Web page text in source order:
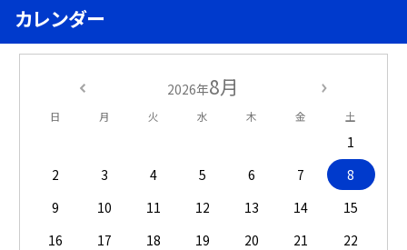
カレンダー
2026年8月
日 月 火 水 木 金 土
1
2
3 4 5 6 7
8
9
10 11 12 13 14
15
16
17 18 19 20 21
22